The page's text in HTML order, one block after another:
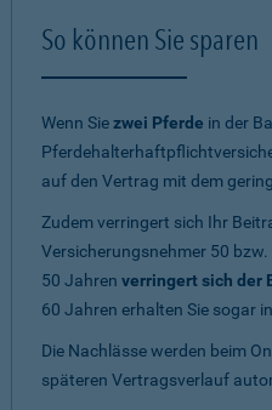
So können Sie sparen
Wenn Siezwei Pferde in der
auf den Vertrag mit dem
Zudem verringert sich Ihr
Versicherungsnehmer 50
50 Jahren verringert sich der
60 Jahren erhalten Sie sogar
Die Nachlässe werden beim
späteren Vertragsverlauf